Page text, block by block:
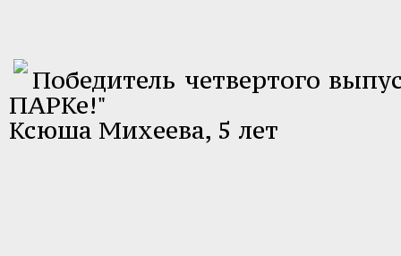
Победитель четвертого
ПАРКе!"
Ксюша Михеева, 5 лет